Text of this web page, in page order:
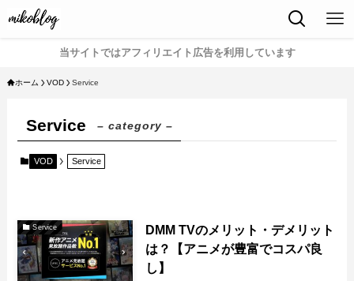
当サイトではアフィリエイト広告を利用しています
ホーム VOD Service
Service – category –
VOD Service
Service
DMM TVのメリット・デメリット
は？【アニメが豊富でコスパ良
し】